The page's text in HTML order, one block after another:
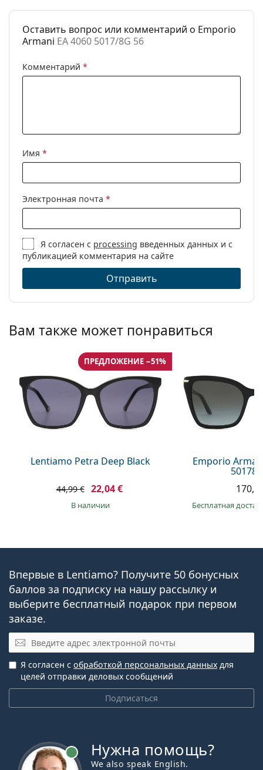
Доступен рецепт: Нет
Оставить вопрос или комментарий о Emporio
Armani EA 4060 5017/8G 56
Комментарий *
Имя *
Электронная почта *
Я согласен с processing введенных данных и с
публикацией комментария на сайте
Отправить
Вам также может понравиться
Lentiamo Petra Deep Black
ПРЕДЛОЖЕНИЕ −51%
44,99 € 22,04 €
в наличии
Emporio
Бесплатная
Впервые в Lentiamo? Получите 50 бонусных
баллов за подписку на нашу рассылку и
выберите бесплатный подарок при первом
заказе.
Эл. почта
Подписаться
Я согласен с обработкой персональных данных для
целей отправки деловых сообщений
Нужна помощь?
We also speak English.